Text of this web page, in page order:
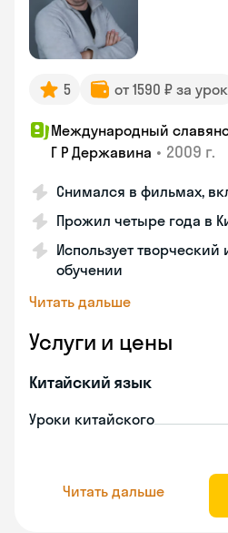
5 от 1590 ₽ за урок
Международный
Г Р Державина • 2009 г.
Снимался в фильмах,
Прожил четыре года в
Использует
обучении
Читать дальше
Услуги и цены
Китайский язык
Уроки китайского
Читать дальше